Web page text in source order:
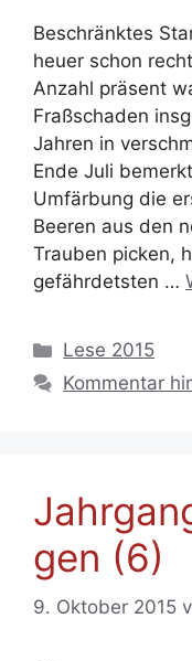
Beschränktes
heuer schon
Anzahl präsent
Fraßschaden
Jahren in
Ende Juli
Umfärbung die
Beeren aus den
Trauben picken,
gefährdetsten …
Kategorien
Lese 2015
Kommentar
gen (6)
9. Oktober 2015